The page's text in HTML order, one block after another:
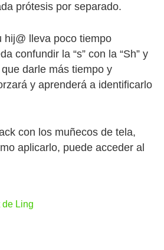
prótesis por separado.
hij@ lleva poco tiempo
confundir la “s” con la “Sh” y
que darle más tiempo y
y aprenderá a identificarlo
con los muñecos de tela,
aplicarlo, puede acceder al
de Ling